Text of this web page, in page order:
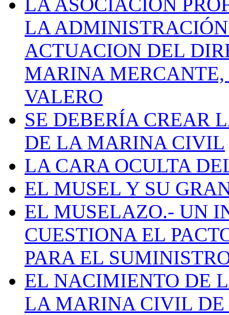
LA
ACTUACION DEL
MARINA
VALERO
SE DEBERÍA CREAR
DE LA MARINA CIVIL
LA CARA OCULTA
EL MUSEL Y SU
EL MUSELAZO.- UN
CUESTIONA EL
PARA EL
EL NACIMIENTO DE
LA MARINA CIVIL DE